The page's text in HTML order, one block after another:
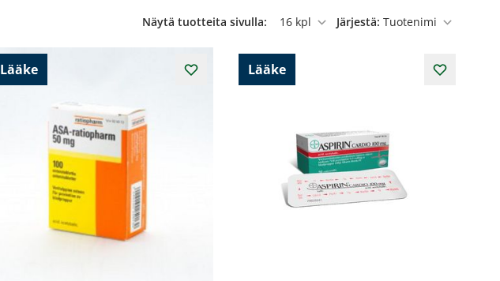
Näytä tuotteita sivulla:
per sivu
Järjestä:
Lääke Lääke